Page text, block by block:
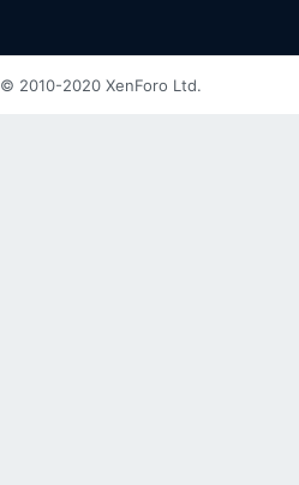
© 2010-2020 XenForo Ltd.